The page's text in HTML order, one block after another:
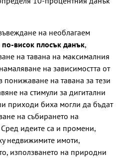
на необлагаем
по-висок плосък данък,
на тавана на максималния
на зависимостта от
понижаване на тавана за тези
на стимули за дигитални
приходи биха могли да бъдат
на събирането на
идеите са и промени,
недвижимите имоти,
използването на природни